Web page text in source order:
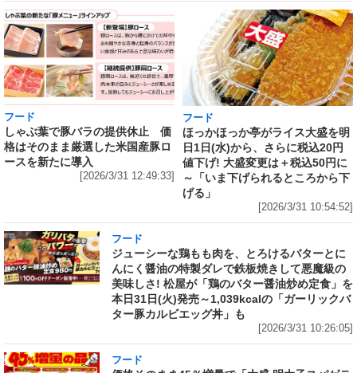
フード
しゃぶ葉で豚バラの提供休止 価
格はそのまま厳選した米国産豚ロ
ースを新たに導入
[2026/3/31 12:49:33]
フード
ほっかほっか亭がライス大盛を明
日1日(水)から、さらに税込20円
値下げ! 大盛変更は＋税込50円に
～「いま下げられるところから下
げる」
[2026/3/31 10:54:52]
フード
ジューシーな鶏もも肉を、とろけるバターとに
んにく醤油の特製ダレで鉄板焼きして悪魔級の
美味しさ! 松屋が「鶏のバター醤油炒め定食」を
本日31日(火)発売～1,039kcalの「ガーリックバ
ター豚カルビエッグ丼」も
[2026/3/31 10:26:05]
フード